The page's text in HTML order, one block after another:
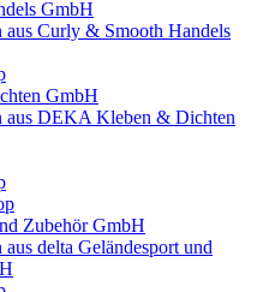
GmbH
aus Curly & Smooth Handels
GmbH
aus DEKA Kleben & Dichten
Zubehör GmbH
delta Geländesport und